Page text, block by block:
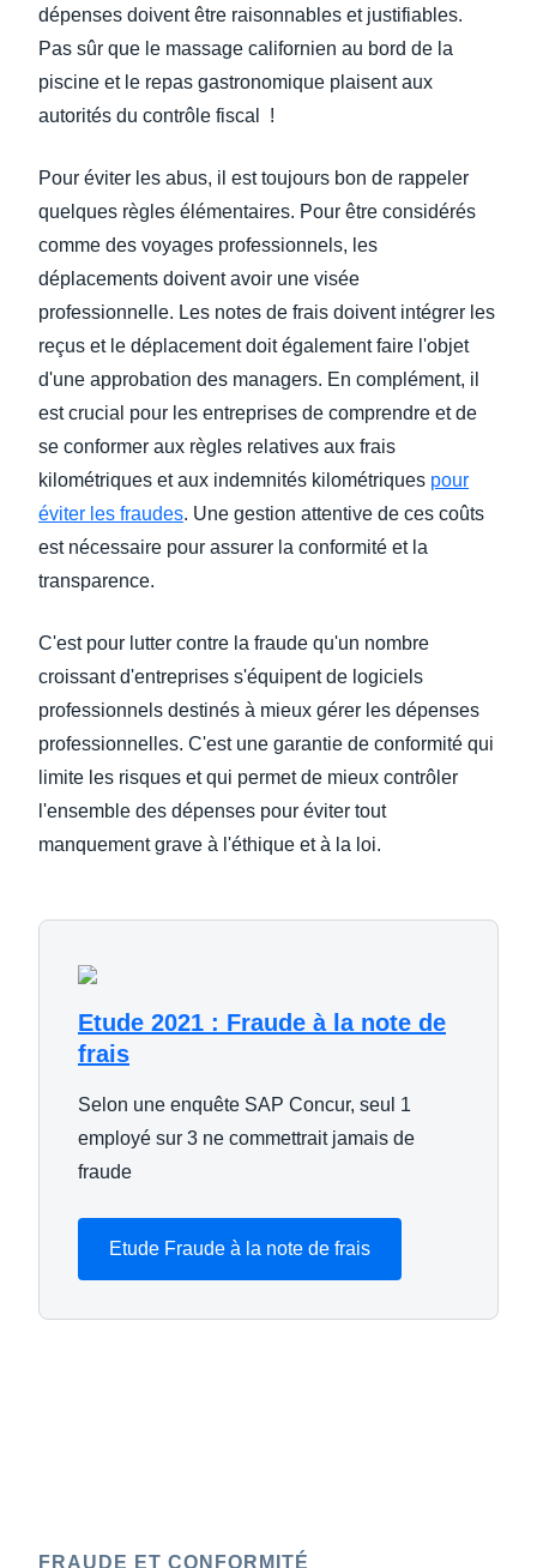
dépenses doivent être raisonnables et justifiables.
Pas sûr que le massage californien au bord de la
piscine et le repas gastronomique plaisent aux
autorités du contrôle fiscal !
Pour éviter les abus, il est toujours bon de rappeler
quelques règles élémentaires. Pour être considérés
comme des voyages professionnels, les
déplacements doivent avoir une visée
professionnelle. Les notes de frais doivent intégrer les
reçus et le déplacement doit également faire l'objet
d'une approbation des managers. En complément, il
est crucial pour les entreprises de comprendre et de
se conformer aux règles relatives aux frais
kilométriques et aux indemnités kilométriques pour
éviter les fraudes. Une gestion attentive de ces coûts
est nécessaire pour assurer la conformité et la
transparence.
C'est pour lutter contre la fraude qu'un nombre
croissant d'entreprises s'équipent de logiciels
professionnels destinés à mieux gérer les dépenses
professionnelles. C'est une garantie de conformité qui
limite les risques et qui permet de mieux contrôler
l'ensemble des dépenses pour éviter tout
manquement grave à l'éthique et à la loi.
Etude 2021 : Fraude à la note de
frais
Selon une enquête SAP Concur, seul 1
employé sur 3 ne commettrait jamais de
fraude
Etude Fraude à la note de frais
FRAUDE ET CONFORMITÉ